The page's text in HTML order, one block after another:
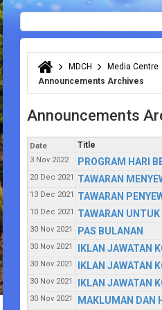
Search form
You are here
MDCH Media Centre
Announcements Archives
Announcements
Date Title
3 Nov 2022 PROGRAM HARI
20 Dec 2021 TAWARAN
13 Dec 2021 TAWARAN
10 Dec 2021 TAWARAN
30 Nov 2021 PAS BULANAN
30 Nov 2021 IKLAN JAWATAN
30 Nov 2021 IKLAN JAWATAN
30 Nov 2021 IKLAN JAWATAN
30 Nov 2021 MAKLUMAN DAN